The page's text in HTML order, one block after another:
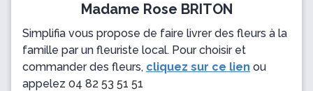
Madame Rose BRITON
Simplifia vous propose de faire livrer des fleurs à la
famille par un fleuriste local. Pour choisir et
commander des fleurs, cliquez sur ce lien ou
appelez 04 82 53 51 51